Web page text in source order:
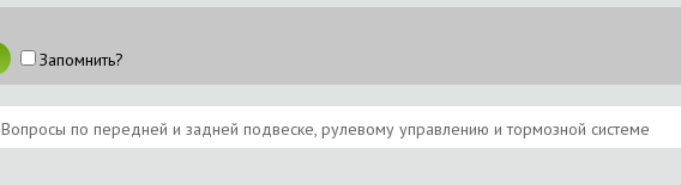
Запомнить?
Вопросы по передней и задней подвеске, рулевому управлению и тормозной системе